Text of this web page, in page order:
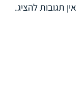
אין תגובות להציג.